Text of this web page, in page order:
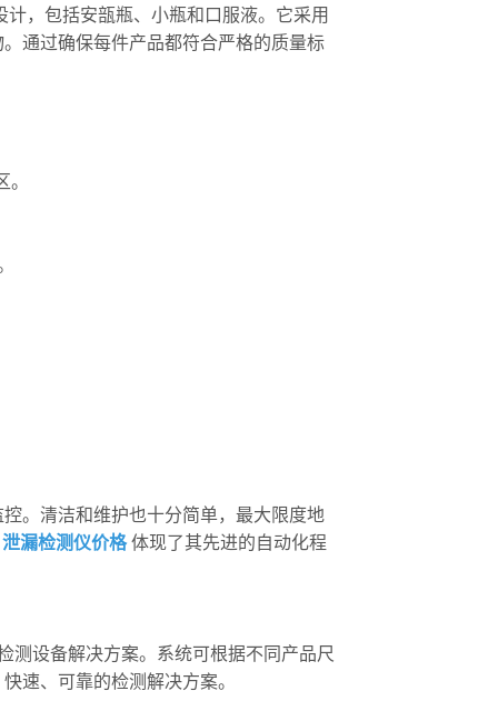
，包括安瓿瓶、小瓶和口服液。它采用
通过确保每件产品都符合严格的质量标
。清洁和维护也十分简单，最大限度地
泄漏检测仪价格体现了其先进的自动化程
测设备解决方案。系统可根据不同产品尺
速、可靠的检测解决方案。